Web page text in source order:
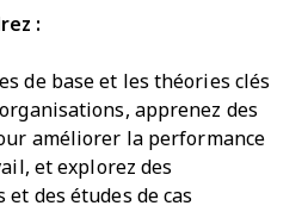
:
de base et les théories clés
apprenez des
améliorer la performance
et explorez des
des études de cas